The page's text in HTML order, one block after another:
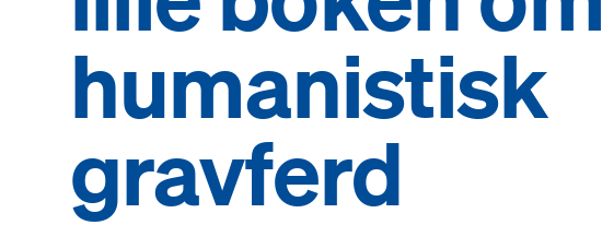
humanistisk
gravferd